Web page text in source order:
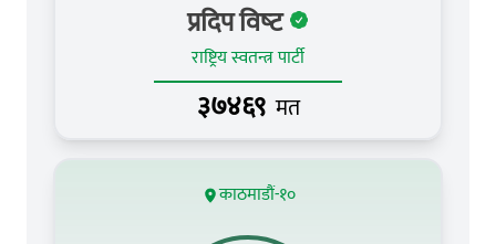
प्रदिप विष्‍ट
राष्ट्रिय स्वतन्त्र पार्टी
३७४६९ मत
काठमाडौं-१०